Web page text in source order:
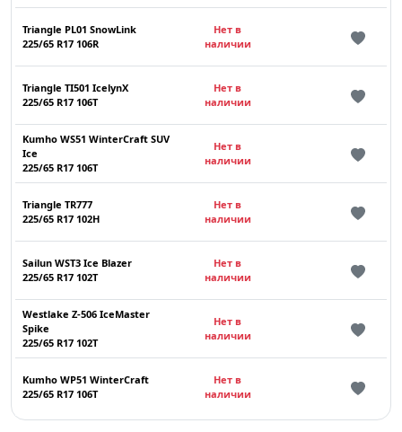
Triangle PL01 SnowLink
225/65 R17 106R
Нет в
наличии
Triangle TI501 IcelynX
225/65 R17 106T
Нет в
наличии
Kumho WS51 WinterCraft SUV
Ice
225/65 R17 106T
Нет в
наличии
Triangle TR777
225/65 R17 102H
Нет в
наличии
Sailun WST3 Ice Blazer
225/65 R17 102T
Нет в
наличии
Westlake Z-506 IceMaster
Spike
225/65 R17 102T
Нет в
наличии
Kumho WP51 WinterCraft
225/65 R17 106T
Нет в
наличии